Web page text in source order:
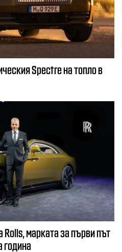
Spectre на топло в
марката за първи път
година